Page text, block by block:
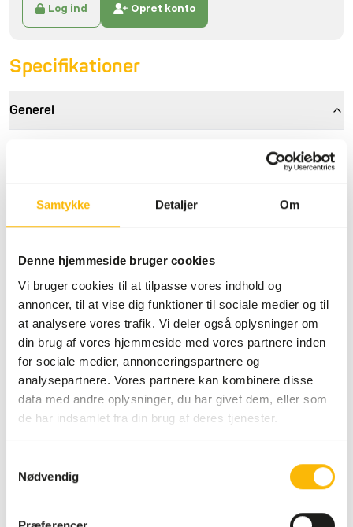
Samtykke Detaljer Om
Denne hjemmeside bruger cookies
Vi bruger cookies til at tilpasse vores indhold og
annoncer, til at vise dig funktioner til sociale medier og til
at analysere vores trafik. Vi deler også oplysninger om
din brug af vores hjemmeside med vores partnere inden
for sociale medier, annonceringspartnere og
analysepartnere. Vores partnere kan kombinere disse
data med andre oplysninger, du har givet dem, eller som
de har indsamlet fra din brug af deres tjenester.
Nødvendig
Log ind Opret konto
Specifikationer
Generel
Large Bird Diet
Salgsenhed
11,3 kg sæk
Detaljer
Mærke Mazuri
Ernæringsråd
Giv ikke-ynglende fugle frit foder, og sørg for frisk foder
om dagen, mens en fugl på 900 g kan indtage mellem 66-
80 g om dagen. • Frisk frugt, grøntsager og frø kan gives,
skifte til denne diæt skal du gradvist erstatte din gamle